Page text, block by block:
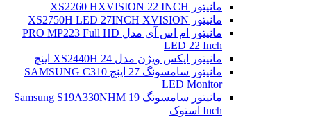
مانیتور XS2260 HXVISION 22 INCH
مانیتور XS2750H LED 27INCH XVISION
مانیتور ام اس آی مدل PRO MP223 Full HD
LED 22 Inch
مانیتور ایکس ویژن مدل XS2440H 24 اینچ
مانیتور سامسونگ 27 اینچ SAMSUNG C310
LED Monitor
مانیتور سامسونگ Samsung S19A330NHM 19
Inch استوک